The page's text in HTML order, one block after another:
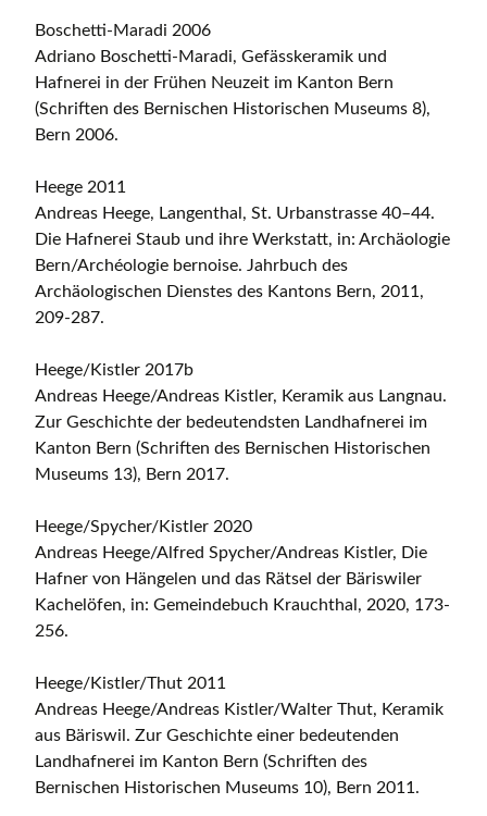
Boschetti-Maradi 2006
Adriano Boschetti-Maradi, Gefässkeramik und
Hafnerei in der Frühen Neuzeit im Kanton Bern
(Schriften des Bernischen Historischen Museums 8),
Bern 2006.
Heege 2011
Andreas Heege, Langenthal, St. Urbanstrasse 40–44.
Die Hafnerei Staub und ihre Werkstatt, in: Archäologie
Bern/Archéologie bernoise. Jahrbuch des
Archäologischen Dienstes des Kantons Bern, 2011,
209-287.
Heege/Kistler 2017b
Andreas Heege/Andreas Kistler, Keramik aus Langnau.
Zur Geschichte der bedeutendsten Landhafnerei im
Kanton Bern (Schriften des Bernischen Historischen
Museums 13), Bern 2017.
Heege/Spycher/Kistler 2020
Andreas Heege/Alfred Spycher/Andreas Kistler, Die
Hafner von Hängelen und das Rätsel der Bäriswiler
Kachelöfen, in: Gemeindebuch Krauchthal, 2020, 173-
256.
Heege/Kistler/Thut 2011
Andreas Heege/Andreas Kistler/Walter Thut, Keramik
aus Bäriswil. Zur Geschichte einer bedeutenden
Landhafnerei im Kanton Bern (Schriften des
Bernischen Historischen Museums 10), Bern 2011.